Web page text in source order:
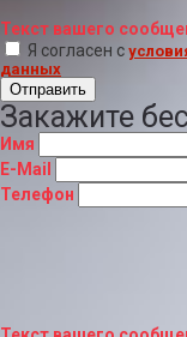
Текст вашего
Я согласен с
данных
Отправить
Закажите
Имя
E-Mail
Телефон